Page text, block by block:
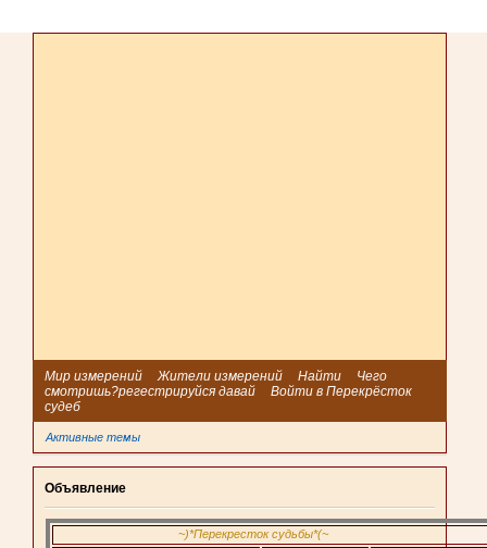
Мир измерений Жители измерений Найти
Чего
смотришь?регестрируйся давай
Войти в Перекрёсток
судеб
Активные темы
Объявление
~)*Перекресток судьбы*(~